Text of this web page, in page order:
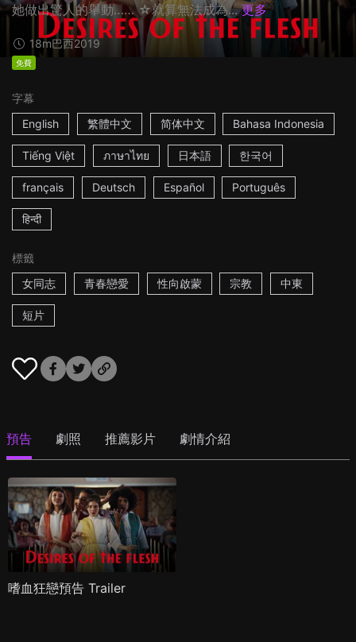
她做出驚人的舉動…… ☆就算無法成為... 更多
18m巴西2019
免費
字幕
English
繁體中文 简体中文 Bahasa Indonesia
Tiếng Việt ภาษาไทย 日本語 한국어
français Deutsch Español Português
हिन्दी
標籤
女同志
青春戀愛 性向啟蒙 宗教 中東
短片
預告 劇照 推薦影片 劇情介紹
嗜血狂戀預告 Trailer